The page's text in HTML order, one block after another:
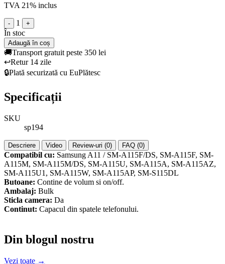
TVA 21% inclus
- 1 +
În stoc
Adaugă în coș
🚚Transport gratuit peste 350 lei
↩️Retur 14 zile
🔒Plată securizată cu EuPlătesc
Specificații
SKU
sp194
Descriere Video Review-uri (0) FAQ (0)
Compatibil cu: Samsung A11 / SM-A115F/DS, SM-A115F, SM-
A115M, SM-A115M/DS, SM-A115U, SM-A115A, SM-A115AZ,
SM-A115U1, SM-A115W, SM-A115AP, SM-S115DL
Butoane: Contine de volum si on/off.
Ambalaj: Bulk
Sticla camera: Da
Continut: Capacul din spatele telefonului.
Din blogul nostru
Vezi toate →